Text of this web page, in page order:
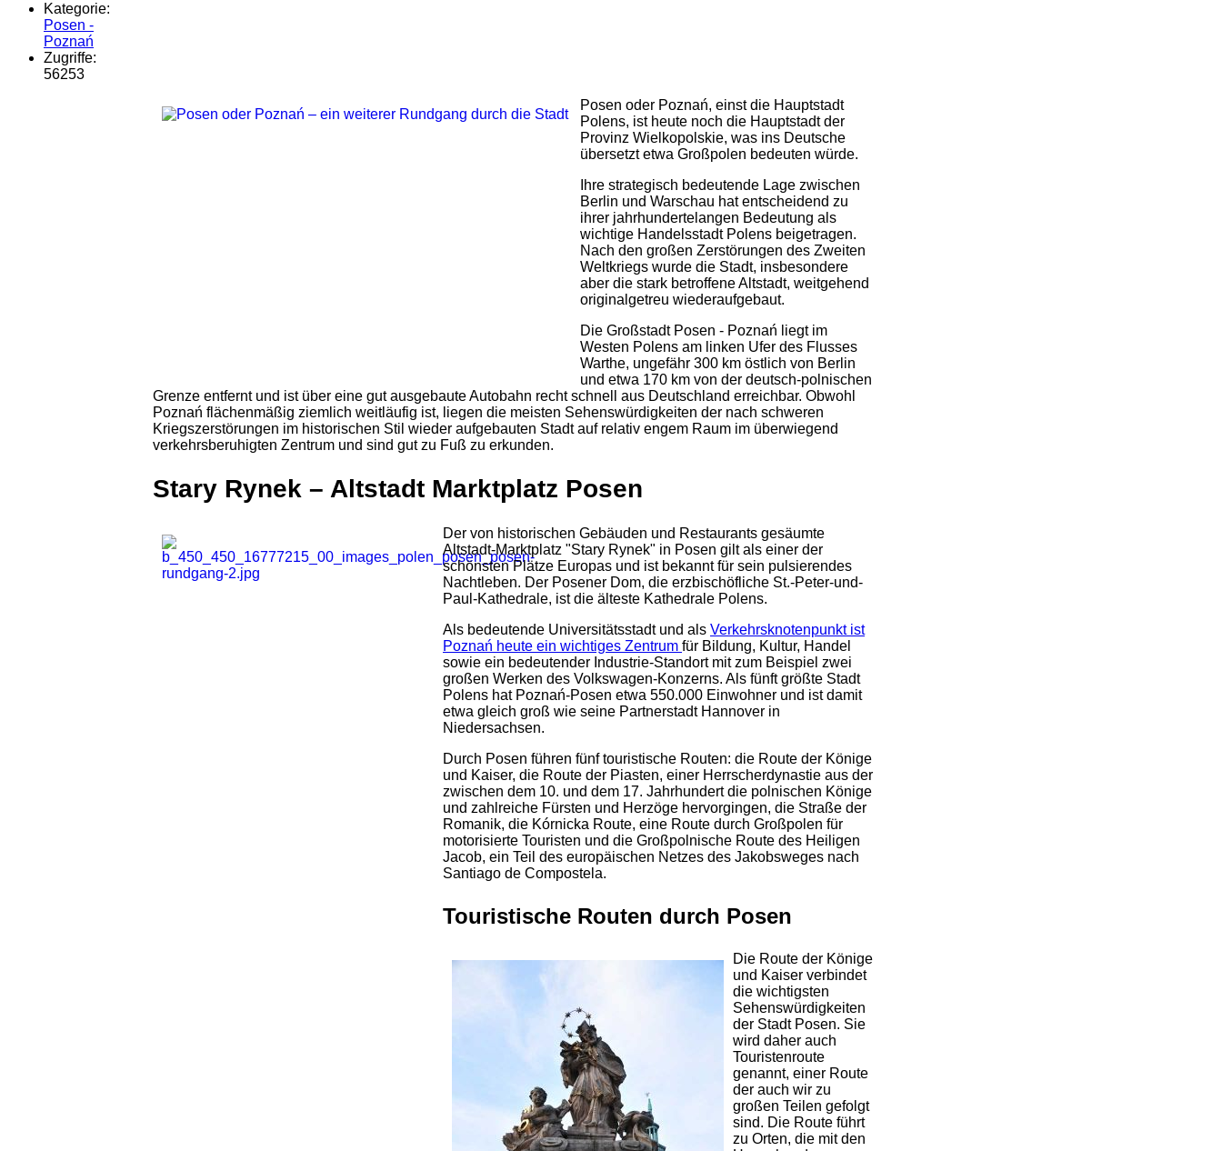
Kategorie:
Posen -
Poznań
Zugriffe:
56253
Posen oder Poznań, einst die Hauptstadt
Polens, ist heute noch die Hauptstadt der
Provinz Wielkopolskie, was ins Deutsche
übersetzt etwa Großpolen bedeuten würde.
Ihre strategisch bedeutende Lage zwischen
Berlin und Warschau hat entscheidend zu
ihrer jahrhundertelangen Bedeutung als
wichtige Handelsstadt Polens beigetragen.
Nach den großen Zerstörungen des Zweiten
Weltkriegs wurde die Stadt, insbesondere
aber die stark betroffene Altstadt, weitgehend
originalgetreu wiederaufgebaut.
Die Großstadt Posen - Poznań liegt im
Westen Polens am linken Ufer des Flusses
Warthe, ungefähr 300 km östlich von Berlin
und etwa 170 km von der deutsch-polnischen
Grenze entfernt und ist über eine gut ausgebaute Autobahn recht schnell aus Deutschland erreichbar. Obwohl
Poznań flächenmäßig ziemlich weitläufig ist, liegen die meisten Sehenswürdigkeiten der nach schweren
Kriegszerstörungen im historischen Stil wieder aufgebauten Stadt auf relativ engem Raum im überwiegend
verkehrsberuhigten Zentrum und sind gut zu Fuß zu erkunden.
Stary Rynek – Altstadt Marktplatz Posen
Der von historischen Gebäuden und Restaurants gesäumte
Altstadt-Marktplatz "Stary Rynek" in Posen gilt als einer der
schönsten Plätze Europas und ist bekannt für sein pulsierendes
Nachtleben. Der Posener Dom, die erzbischöfliche St.-Peter-und-
Paul-Kathedrale, ist die älteste Kathedrale Polens.
Als bedeutende Universitätsstadt und als Verkehrsknotenpunkt ist
Poznań heute ein wichtiges Zentrum für Bildung, Kultur, Handel
sowie ein bedeutender Industrie-Standort mit zum Beispiel zwei
großen Werken des Volkswagen-Konzerns. Als fünft größte Stadt
Polens hat Poznań-Posen etwa 550.000 Einwohner und ist damit
etwa gleich groß wie seine Partnerstadt Hannover in
Niedersachsen.
Durch Posen führen fünf touristische Routen: die Route der Könige
und Kaiser, die Route der Piasten, einer Herrscherdynastie aus der
zwischen dem 10. und dem 17. Jahrhundert die polnischen Könige
und zahlreiche Fürsten und Herzöge hervorgingen, die Straße der
Romanik, die Kórnicka Route, eine Route durch Großpolen für
motorisierte Touristen und die Großpolnische Route des Heiligen
Jacob, ein Teil des europäischen Netzes des Jakobsweges nach
Santiago de Compostela.
Touristische Routen durch Posen
Die Route der Könige
und Kaiser verbindet
die wichtigsten
Sehenswürdigkeiten
der Stadt Posen. Sie
wird daher auch
Touristenroute
genannt, einer Route
der auch wir zu
großen Teilen gefolgt
sind. Die Route führt
zu Orten, die mit den